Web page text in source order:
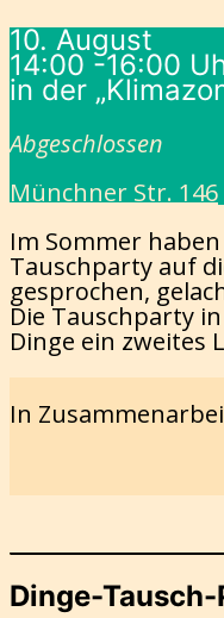
10. August
14:00 -16:00
in der
Abgeschlossen
Münchner Str. 146
Im Sommer
Tauschparty auf
gesprochen,
Die Tauschparty
Dinge ein zweites
In
Dinge-Tausch-